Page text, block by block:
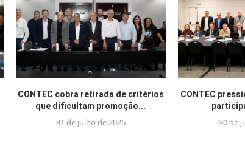
CONTEC cobra retirada de critérios
que dificultam promoção...
31 de julho de 2026
CONTEC
30 de